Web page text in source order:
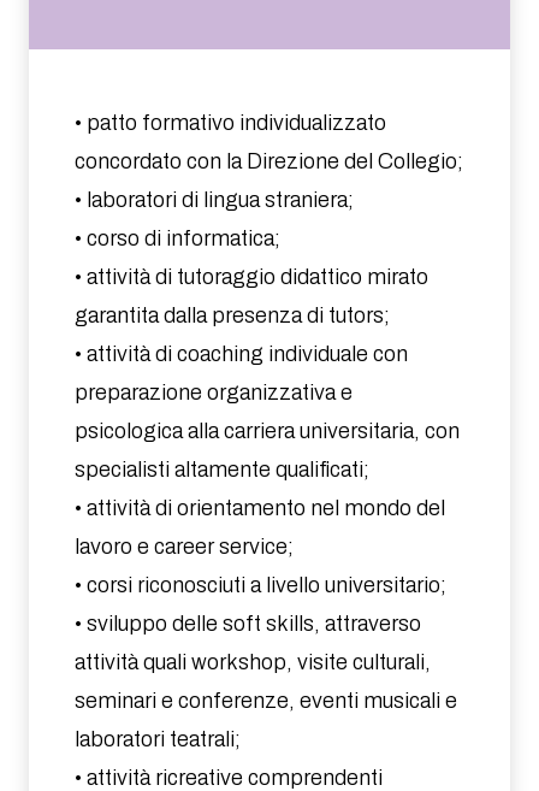
• patto formativo individualizzato
concordato con la Direzione del Collegio;
• laboratori di lingua straniera;
• corso di informatica;
• attività di tutoraggio didattico mirato
garantita dalla presenza di tutors;
• attività di coaching individuale con
preparazione organizzativa e
psicologica alla carriera universitaria, con
specialisti altamente qualificati;
• attività di orientamento nel mondo del
lavoro e career service;
• corsi riconosciuti a livello universitario;
• sviluppo delle soft skills, attraverso
attività quali workshop, visite culturali,
seminari e conferenze, eventi musicali e
laboratori teatrali;
• attività ricreative comprendenti